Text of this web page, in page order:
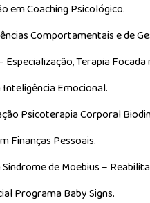
em Coaching Psicológico.
Comportamentais e de
Especialização, Terapia Focada
Emocional.
Psicoterapia Corporal
Finanças Pessoais.
de Moebius –
Programa Baby Signs.